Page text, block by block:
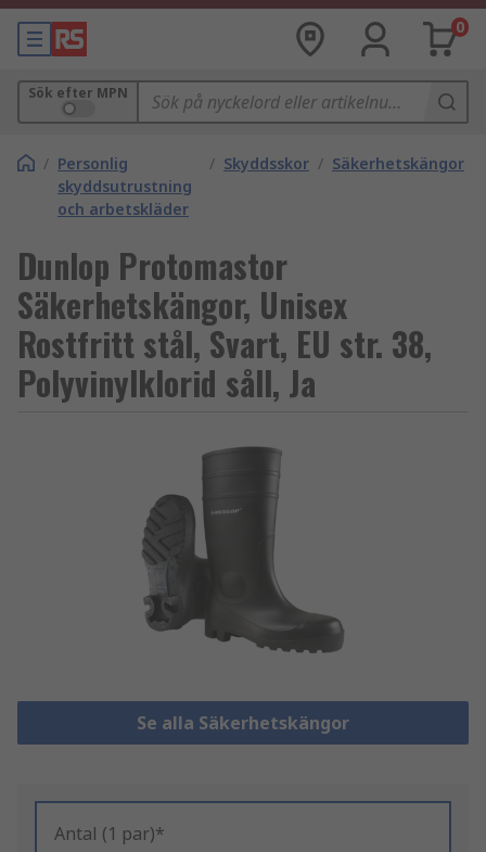
0
Sök efter MPN
/ Personlig
skyddsutrustning
och arbetskläder
/ Skyddsskor / Säkerhetskängor
Dunlop Protomastor
Säkerhetskängor, Unisex
Rostfritt stål, Svart, EU str. 38,
Polyvinylklorid såll, Ja
Se alla Säkerhetskängor
Antal (1 par)*